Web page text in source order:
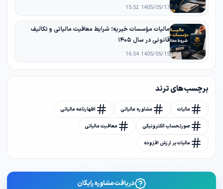
1405/05/17 15:52
مالیات مؤسسات خیریه؛ شرایط معافیت مالیاتی و تکالیف
قانونی در سال ۱۴۰۵
1405/05/15 16:54
برچسب های ترند
مالیات مشاوره مالیاتی اظهارنامه مالیاتی
صورتحساب الکترونیکی معافیت مالیاتی
مالیات بر ارزش افزوده
دریافت مشاوره رایگان